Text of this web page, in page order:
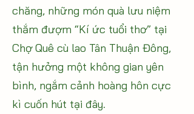
chăng, những món quà lưu niệm
thắm đượm “Kí ức tuổi thơ” tại
Chợ Quê cù lao Tân Thuận Đông,
tận hưởng một không gian yên
bình, ngắm cảnh hoàng hôn cực
kì cuốn hút tại đây.